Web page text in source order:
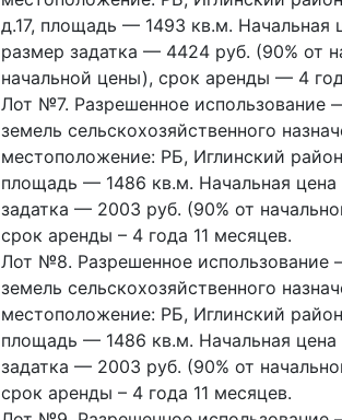
д.17, площадь — 1493 кв.м.
размер задатка — 4424 руб. (90% от
начальной цены), срок аренды — 4
Лот №7. Разрешенное использование
земель сельскохозяйственного
местоположение: РБ, Иглинский
площадь — 1486 кв.м. Начальная
задатка — 2003 руб. (90% от
срок аренды – 4 года 11 месяцев.
Лот №8. Разрешенное использование
земель сельскохозяйственного
местоположение: РБ, Иглинский
площадь — 1486 кв.м. Начальная
задатка — 2003 руб. (90% от
срок аренды – 4 года 11 месяцев.